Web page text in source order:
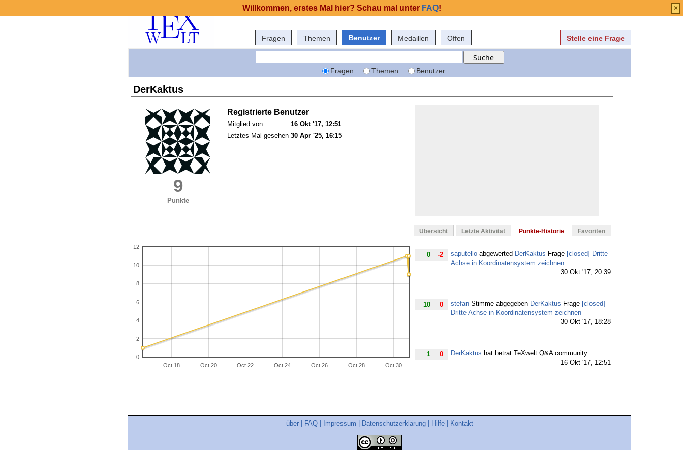
Fragen Themen Benutzer Medaillen Offen Stelle eine Frage
Fragen Themen Benutzer
DerKaktus
9
Punkte
Registrierte Benutzer
Mitglied von
16 Okt '17, 12:51
Letztes Mal gesehen 30 Apr '25, 16:15
Übersicht Letzte Aktivität Punkte-Historie Favoriten
Oct 18 Oct 20 Oct 22 Oct 24 Oct 26 Oct 28 Oct 30
0
2
4
6
8
10
12
0 -2 saputello abgewerted DerKaktus Frage [closed] Dritte
Achse in Koordinatensystem zeichnen
30 Okt '17, 20:39
10 0 stefan Stimme abgegeben DerKaktus Frage [closed]
Dritte Achse in Koordinatensystem zeichnen
30 Okt '17, 18:28
1 0 DerKaktus hat betrat TeXwelt Q&A community
16 Okt '17, 12:51
über FAQ Impressum Datenschutzerklärung Hilfe Kontakt
Willkommen, erstes Mal hier? Schau mal unter FAQ! ×